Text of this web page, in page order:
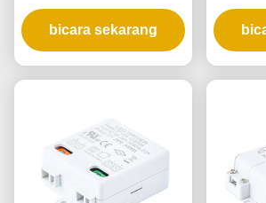
dengan Tegangan
Konstan untuk
Pencahayaan Indoor
bicara sekarang